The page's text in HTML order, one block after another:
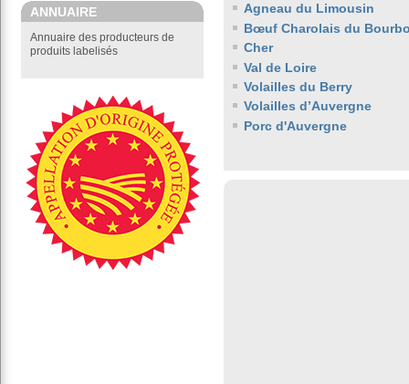
ANNUAIRE
Annuaire des producteurs de
produits labelisés
Agneau du Limousin
Bœuf Charolais du
Cher
Val de Loire
Volailles du Berry
Volailles d’Auvergne
Porc d'Auvergne